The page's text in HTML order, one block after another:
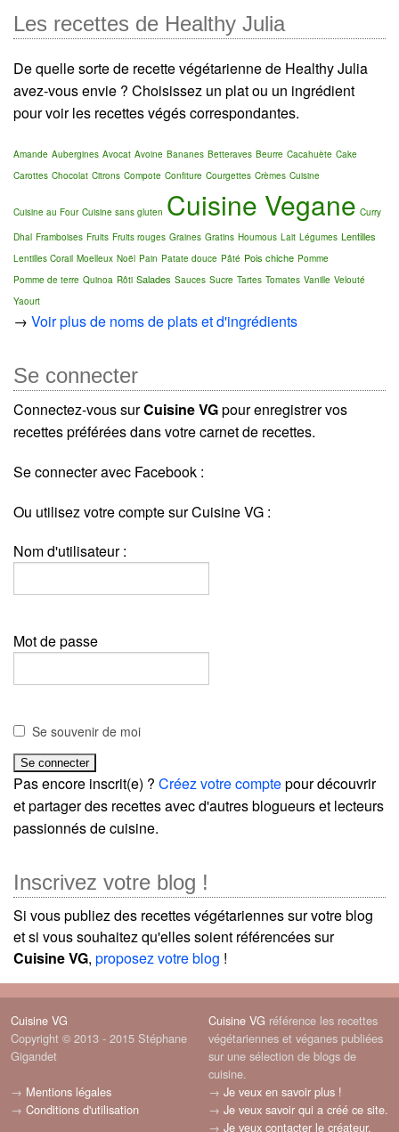
Les recettes de Healthy Julia
De quelle sorte de recette végétarienne de Healthy Julia
avez-vous envie ? Choisissez un plat ou un ingrédient
pour voir les recettes végés correspondantes.
Amande Aubergines Avocat Avoine Bananes Betteraves Beurre Cacahuète Cake
Carottes Chocolat Citrons Compote Confiture Courgettes Crèmes Cuisine
Cuisine au Four Cuisine sans gluten Cuisine Vegane Curry
Dhal Framboises Fruits Fruits rouges Graines Gratins Houmous Lait Légumes Lentilles
Lentilles Corail Moelleux Noël Pain Patate douce Pâté Pois chiche Pomme
Pomme de terre Quinoa Rôti Salades Sauces Sucre Tartes Tomates Vanille Velouté
Yaourt
→ Voir plus de noms de plats et d'ingrédients
Se connecter
Connectez-vous surCuisine VGpour enregistrer vos
recettes préférées dans votre carnet de recettes.
Se connecter avec Facebook :
Ou utilisez votre compte sur Cuisine VG :
Nom d'utilisateur :
Mot de passe
Se souvenir de moi
Pas encore inscrit(e) ? Créez votre comptepour découvrir
et partager des recettes avec d'autres blogueurs et lecteurs
passionnés de cuisine.
Inscrivez votre blog !
Si vous publiez des recettes végétariennes sur votre blog
et si vous souhaitez qu'elles soient référencées sur
Cuisine VG, proposez votre blog !
Cuisine VG
Copyright © 2013 - 2015 Stéphane
Gigandet
→ Mentions légales
→ Conditions d'utilisation
Cuisine VG référence les recettes
végétariennes et véganes publiées
sur une sélection de blogs de
cuisine.
→ Je veux en savoir plus !
→ Je veux savoir qui a créé ce site.
→ Je veux contacter le créateur.